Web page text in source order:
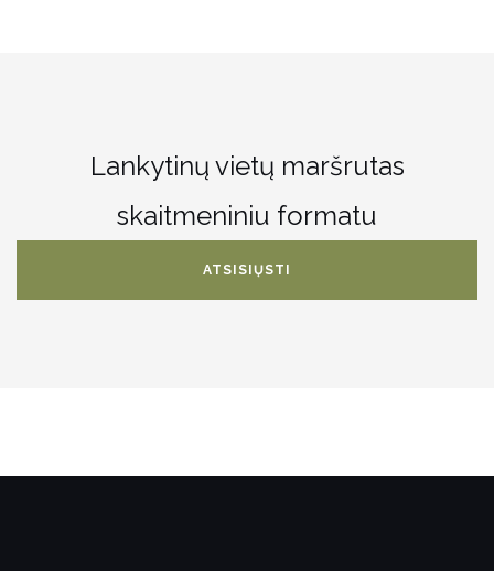
Lankytinų vietų maršrutas
skaitmeniniu formatu
ATSISIŲSTI